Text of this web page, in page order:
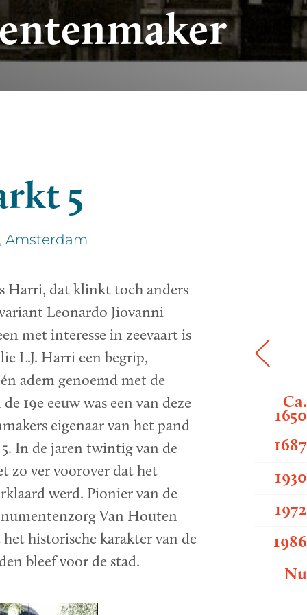
5
Amsterdam
Harri, dat klinkt toch anders
Leonardo Jiovanni
met interesse in zeevaart is
L.J. Harri een begrip,
adem genoemd met de
19e eeuw was een van deze
eigenaar van het pand
In de jaren twintig van de
zo ver voorover dat het
werd. Pionier van de
Van Houten
historische karakter van de
bleef voor de stad.
Ca.
1650
1687
1930
1972
1986
Nu